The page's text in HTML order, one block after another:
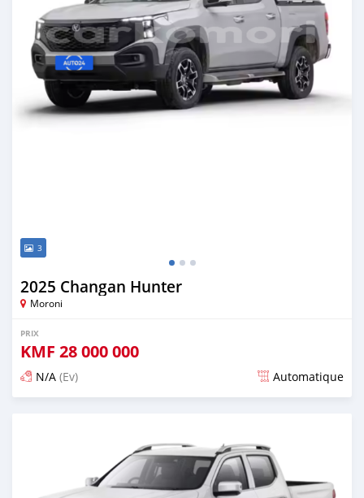
3
2025 Changan Hunter
Moroni
PRIX
KMF 28 000 000
N/A (Ev) Automatique